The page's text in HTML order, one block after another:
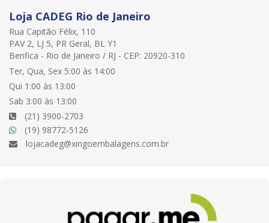
Loja CADEG Rio de Janeiro
Rua Capitão Félix, 110
PAV 2, LJ 5, PR Geral, BL Y1
Benfica - Rio de Janeiro / RJ - CEP: 20920-310
Ter, Qua, Sex 5:00 às 14:00
Qui 1:00 às 13:00
Sab 3:00 às 13:00
(21) 3900-2703
(19) 98772-5126
lojacadeg@xingoembalagens.com.br